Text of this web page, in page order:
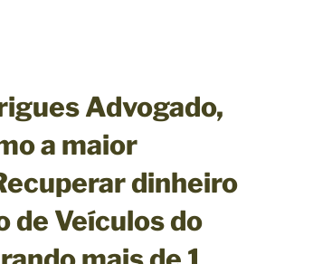
Advogado,
a maior
dinheiro
de Veículos do